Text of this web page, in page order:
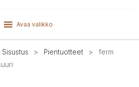
Avaa valikko
Sisustus > Pientuotteet >
ferm